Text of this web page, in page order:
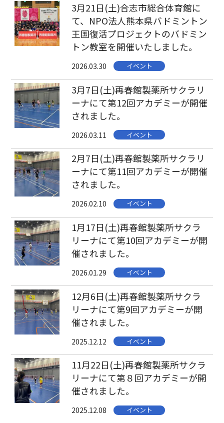
3月21日(土)合志市総合体育館に
て、NPO法人熊本県バドミントン
王国復活プロジェクトのバドミン
トン教室を開催いたしました。
2026.03.30 イベント
3月7日(土)再春館製薬所サクラリ
ーナにて第12回アカデミーが開催
されました。
2026.03.11 イベント
2月7日(土)再春館製薬所サクラリ
ーナにて第11回アカデミーが開催
されました。
2026.02.10 イベント
1月17日(土)再春館製薬所サクラ
リーナにて第10回アカデミーが開
催されました。
2026.01.29 イベント
12月6日(土)再春館製薬所サクラ
リーナにて第9回アカデミーが開
催されました。
2025.12.12 イベント
11月22日(土)再春館製薬所サクラ
リーナにて第８回アカデミーが開
催されました。
2025.12.08 イベント